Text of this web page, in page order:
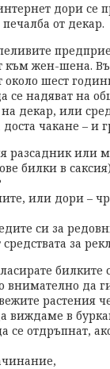
дори се
от декар.
към жен-шена.
около шест
се надяват на
декар, или
чакане – и
разсадник или
билки в
или дори –
си за
за
внимателно да
растения
виждаме в
се отдръпнат,